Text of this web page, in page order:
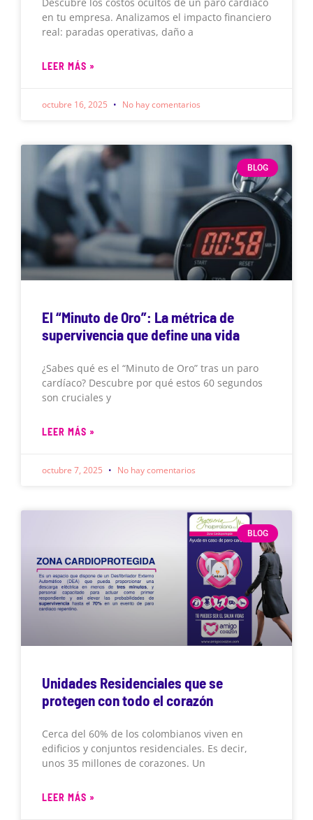
en tu empresa. Analizamos el impacto financiero
real: paradas operativas, daño a
LEER MÁS »
octubre 16, 2025 No hay comentarios
BLOG
El “Minuto de Oro”: La métrica de
supervivencia que define una vida
¿Sabes qué es el “Minuto de Oro” tras un paro
cardíaco? Descubre por qué estos 60 segundos
son cruciales y
LEER MÁS »
octubre 7, 2025 No hay comentarios
BLOG
Unidades Residenciales que se
protegen con todo el corazón
Cerca del 60% de los colombianos viven en
edificios y conjuntos residenciales. Es decir,
unos 35 millones de corazones. Un
LEER MÁS »